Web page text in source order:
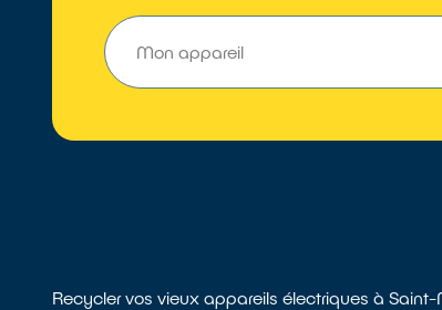
Recycler vos vieux appareils électriques à